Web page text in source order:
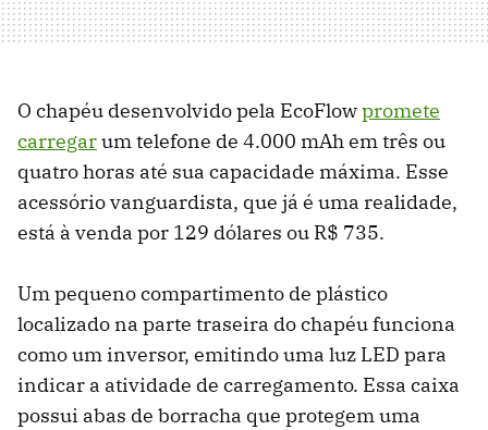
O chapéu desenvolvido pela EcoFlowpromete
carregarum telefone de 4.000 mAh em três ou
quatro horas até sua capacidade máxima. Esse
acessório vanguardista, que já é uma realidade,
está à venda por 129 dólares ou R$ 735.
Um pequeno compartimento de plástico
localizado na parte traseira do chapéu funciona
como um inversor, emitindo uma luz LED para
indicar a atividade de carregamento. Essa caixa
possui abas de borracha que protegem uma